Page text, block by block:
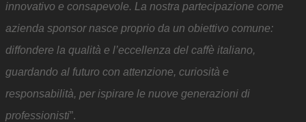
innovativo e consapevole. La nostra partecipazione come
azienda sponsor nasce proprio da un obiettivo comune:
diffondere la qualità e l’eccellenza del caffè italiano,
guardando al futuro con attenzione, curiosità e
responsabilità, per ispirare le nuove generazioni di
professionisti”.